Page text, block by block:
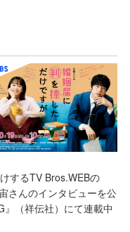
するTV Bros.WEBの
さんのインタビューを公
（祥伝社）にて連載中